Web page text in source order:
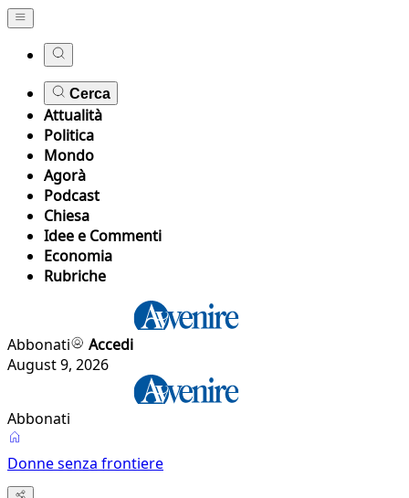
Cerca
Attualità
Politica
Mondo
Agorà
Podcast
Chiesa
Idee e Commenti
Economia
Rubriche
Abbonati
Accedi
August 9, 2026
Abbonati
Donne senza frontiere